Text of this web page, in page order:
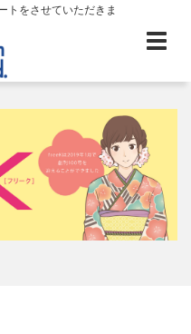
トをさせていただきま